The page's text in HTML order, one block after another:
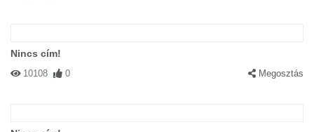
Nincs cím!
10108 0 Megosztás